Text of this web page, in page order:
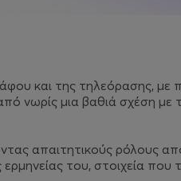
και της τηλεόρασης, με
νωρίς μια βαθιά σχέση με
απαιτητικούς ρόλους
του, στοιχεία που